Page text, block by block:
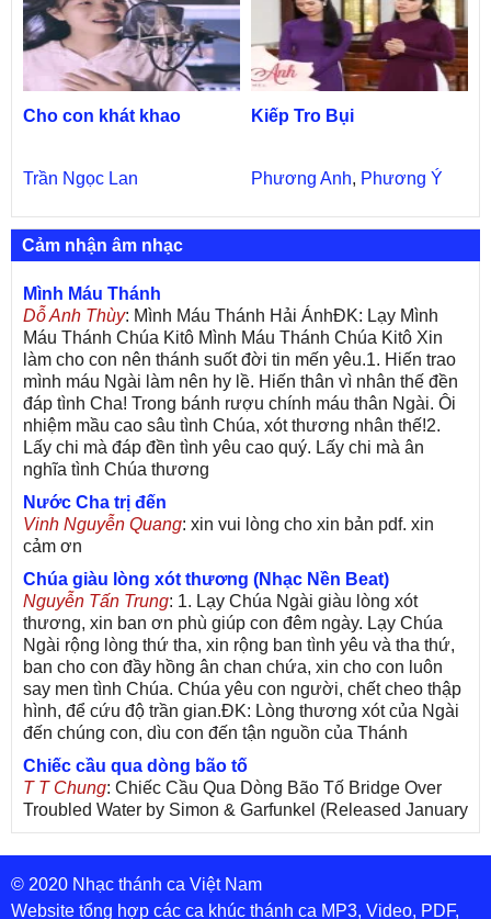
Cho con khát khao
Trần Ngọc Lan
Kiếp Tro Bụi
Phương Anh, Phương Ý
Cảm nhận âm nhạc
Mình Máu Thánh
Dỗ Anh Thùy: Mình Máu Thánh Hải ÁnhĐK: Lạy Mình
Máu Thánh Chúa Kitô Mình Máu Thánh Chúa Kitô Xin
làm cho con nên thánh suốt đời tin mến yêu.1. Hiến trao
mình máu Ngài làm nên hy lề. Hiến thân vì nhân thế đền
đáp tình Cha! Trong bánh rượu chính máu thân Ngài. Ôi
nhiệm mầu cao sâu tình Chúa, xót thương nhân thế!2.
Lấy chi mà đáp đền tình yêu cao quý. Lấy chi mà ân
nghĩa tình Chúa thương
Nước Cha trị đến
Vinh Nguyễn Quang: xin vui lòng cho xin bản pdf. xin
cảm ơn
Chúa giàu lòng xót thương (Nhạc Nền Beat)
Nguyễn Tấn Trung: 1. Lạy Chúa Ngài giàu lòng xót
thương, xin ban ơn phù giúp con đêm ngày. Lạy Chúa
Ngài rộng lòng thứ tha, xin rộng ban tình yêu và tha thứ,
ban cho con đầy hồng ân chan chứa, xin cho con luôn
say men tình Chúa. Chúa yêu con người, chết cheo thập
hình, để cứu độ trần gian.ĐK: Lòng thương xót của Ngài
đến chúng con, dìu con đến tận nguồn của Thánh
Chiếc cầu qua dòng bão tố
T T Chung: Chiếc Cầu Qua Dòng Bão Tố Bridge Over
Troubled Water by Simon & Garfunkel (Released January
26, 1970) Lời Việt: Nhạc Sĩ Vũ Đức Nghiêm Trình Bày:
Chung Tử Lưu
De Colores! (Lời Việt)
Son Vu: Bài hát có lời chưa.Cám ơn
© 2020 Nhạc thánh ca Việt Nam
Website tổng hợp các ca khúc thánh ca MP3, Video, PDF,